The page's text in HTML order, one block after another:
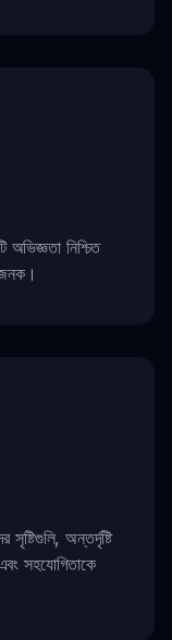
অভিজ্ঞতা নিশ্চিত
অন্তর্দৃষ্টি
সহযোগিতাকে